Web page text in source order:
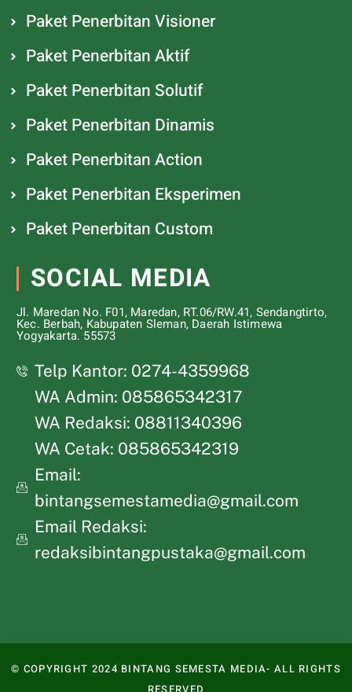
Paket Penerbitan Visioner
Paket Penerbitan Aktif
Paket Penerbitan Solutif
Paket Penerbitan Dinamis
Paket Penerbitan Action
Paket Penerbitan Eksperimen
Paket Penerbitan Custom
SOCIAL MEDIA
Jl. Maredan No. F01, Maredan, RT.06/RW.41, Sendangtirto,
Kec. Berbah, Kabupaten Sleman, Daerah Istimewa
Yogyakarta. 55573
Telp Kantor: 0274-4359968
WA Admin: 085865342317
WA Redaksi: 08811340396
WA Cetak: 085865342319
Email:
bintangsemestamedia@gmail.com
Email Redaksi:
redaksibintangpustaka@gmail.com
© COPYRIGHT 2024 BINTANG SEMESTA MEDIA- ALL RIGHTS